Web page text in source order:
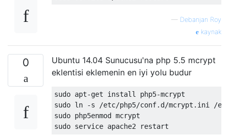
— Debanjan Roy
kaynak
0
Ubuntu 14.04 Sunucusu'na php 5.5 mcrypt
eklentisi eklemenin en iyi yolu budur
sudo apt-get install php5-mcrypt
sudo ln -s /etc/php5/conf.d/mcrypt.ini /
sudo php5enmod mcrypt